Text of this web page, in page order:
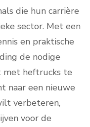
die hun carrière
sector. Met een
en praktische
de nodige
met heftrucks te
naar een nieuwe
verbeteren,
voor de